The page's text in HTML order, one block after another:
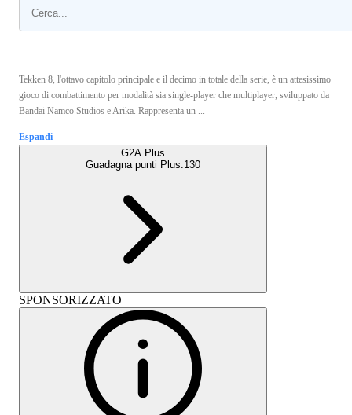
Tekken 8, l'ottavo capitolo principale e il decimo in totale della serie, è un attesissimo
gioco di combattimento per modalità sia single-player che multiplayer, sviluppato da
Bandai Namco Studios e Arika. Rappresenta un ...
Espandi
G2A Plus
Guadagna punti Plus:130
SPONSORIZZATO